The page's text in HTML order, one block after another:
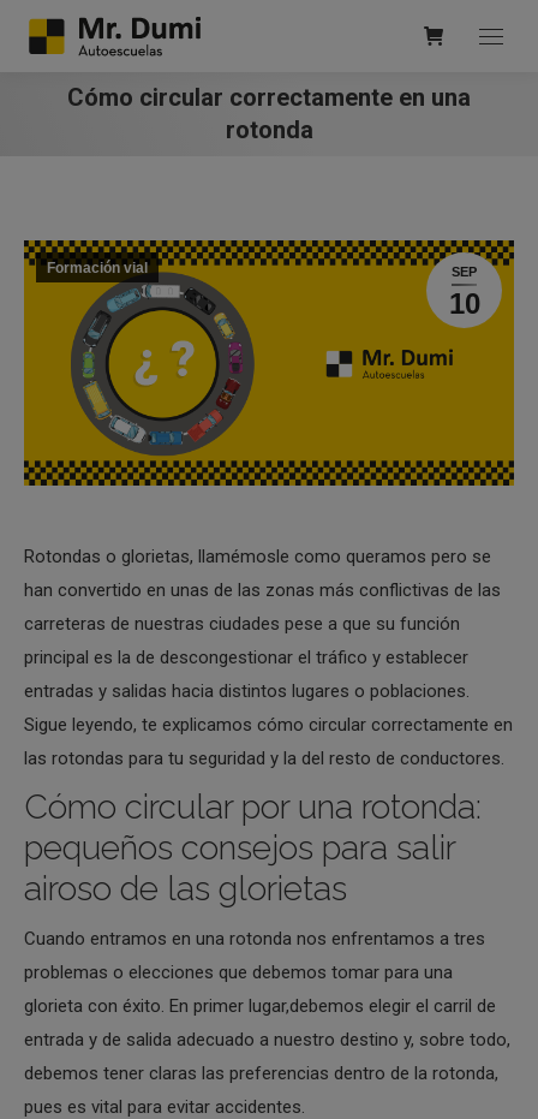
Cómo circular correctamente en una
rotonda
SEP
10
Formación vial
Rotondas o glorietas, llamémosle como queramos pero se
han convertido en unas de las zonas más conflictivas de las
carreteras de nuestras ciudades pese a que su función
principal es la de descongestionar el tráfico y establecer
entradas y salidas hacia distintos lugares o poblaciones.
Sigue leyendo, te explicamos cómo circular correctamente en
las rotondas para tu seguridad y la del resto de conductores.
Cómo circular por una rotonda:
pequeños consejos para salir
airoso de las glorietas
Cuando entramos en una rotonda nos enfrentamos a tres
problemas o elecciones que debemos tomar para una
glorieta con éxito. En primer lugar,debemos elegir el carril de
entrada y de salida adecuado a nuestro destino y, sobre todo,
debemos tener claras las preferencias dentro de la rotonda,
pues es vital para evitar accidentes.